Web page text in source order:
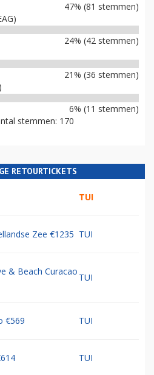
47% (81 stemmen)
24% (42 stemmen)
21% (36 stemmen)
6% (11 stemmen)
stemmen: 170
RETOURTICKETS
TUI
Zee €1235 TUI
& Beach Curacao
TUI
€569 TUI
TUI